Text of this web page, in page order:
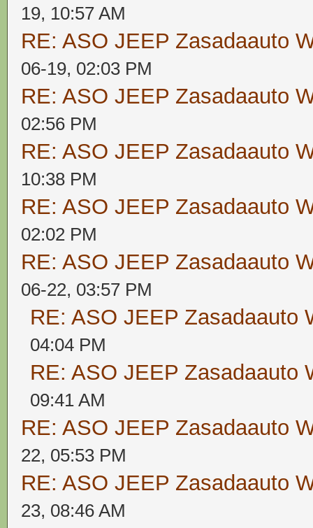
19, 10:57 AM
RE: ASO JEEP Zasadaauto
06-19, 02:03 PM
RE: ASO JEEP Zasadaauto
02:56 PM
RE: ASO JEEP Zasadaauto
10:38 PM
RE: ASO JEEP Zasadaauto
02:02 PM
RE: ASO JEEP Zasadaauto
06-22, 03:57 PM
RE: ASO JEEP Zasadaauto
04:04 PM
RE: ASO JEEP Zasadaauto
09:41 AM
RE: ASO JEEP Zasadaauto
22, 05:53 PM
RE: ASO JEEP Zasadaauto
23, 08:46 AM